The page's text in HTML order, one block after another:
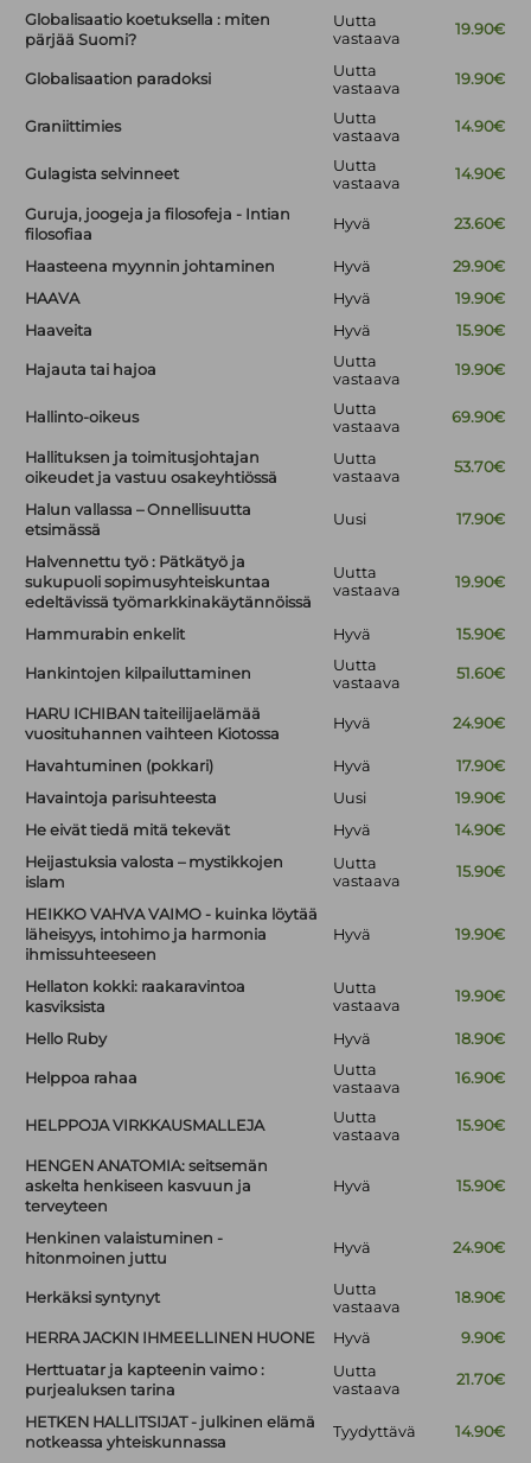
Globalisaatio koetuksella : miten
pärjää Suomi?
Uutta
vastaava
19.90€
Globalisaation paradoksi
Uutta
vastaava
19.90€
Graniittimies
Uutta
vastaava
14.90€
Gulagista selvinneet
Uutta
vastaava
14.90€
Guruja, joogeja ja filosofeja - Intian
filosofiaa
Hyvä 23.60€
Haasteena myynnin johtaminen Hyvä
29.90€
HAAVA
Hyvä
19.90€
Haaveita
Hyvä 15.90€
Hajauta tai hajoa
Uutta
vastaava
19.90€
Hallinto-oikeus
Uutta
vastaava
69.90€
Hallituksen ja toimitusjohtajan
oikeudet ja vastuu osakeyhtiössä
Uutta
vastaava
53.70€
Halun vallassa – Onnellisuutta
etsimässä
Uusi 17.90€
Halvennettu työ : Pätkätyö ja
sukupuoli sopimusyhteiskuntaa
edeltävissä työmarkkinakäytännöissä
Uutta
vastaava
19.90€
Hammurabin enkelit Hyvä 15.90€
Hankintojen kilpailuttaminen
Uutta
vastaava
51.60€
HARU ICHIBAN taiteilijaelämää
vuosituhannen vaihteen Kiotossa
Hyvä 24.90€
Havahtuminen (pokkari) Hyvä
17.90€
Havaintoja parisuhteesta
Uusi
19.90€
He eivät tiedä mitä tekevät
Hyvä
14.90€
Heijastuksia valosta – mystikkojen
islam
Uutta
vastaava
15.90€
HEIKKO VAHVA VAIMO - kuinka löytää
läheisyys, intohimo ja harmonia
ihmissuhteeseen
Hyvä 19.90€
Hellaton kokki: raakaravintoa
kasviksista
Uutta
vastaava
19.90€
Hello Ruby Hyvä 18.90€
Helppoa rahaa
Uutta
vastaava
16.90€
HELPPOJA VIRKKAUSMALLEJA
Uutta
vastaava
15.90€
HENGEN ANATOMIA: seitsemän
askelta henkiseen kasvuun ja
terveyteen
Hyvä 15.90€
Henkinen valaistuminen -
hitonmoinen juttu
Hyvä 24.90€
Herkäksi syntynyt
Uutta
vastaava
18.90€
HERRA JACKIN IHMEELLINEN HUONE Hyvä
9.90€
Herttuatar ja kapteenin vaimo :
purjealuksen tarina
Uutta
vastaava
21.70€
HETKEN HALLITSIJAT - julkinen elämä
notkeassa yhteiskunnassa
Tyydyttävä 14.90€